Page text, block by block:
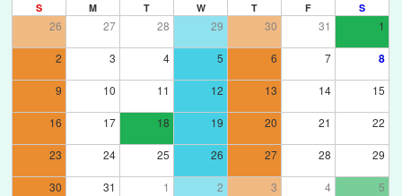
S M T W T F S
26 27 28 29 30 31 1
2 3 4 5 6 7 8
9 10 11 12 13 14 15
16 17 18 19 20 21 22
23 24 25 26 27 28 29
30 31 1 2 3 4 5